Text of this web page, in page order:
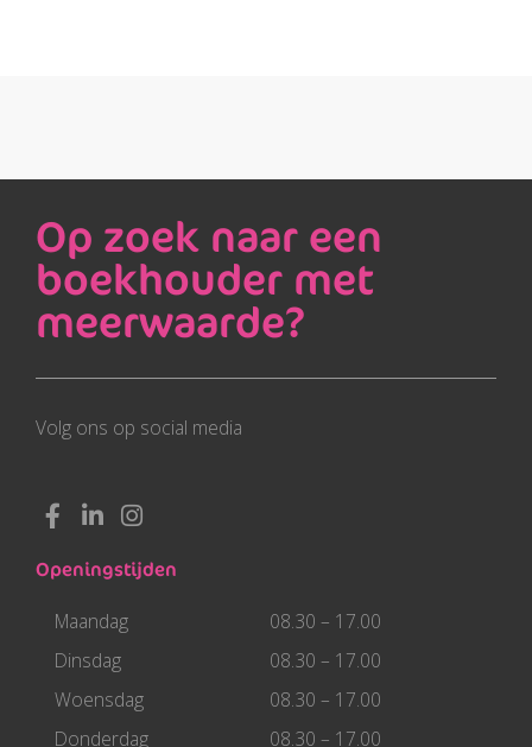
Openingstijden
Maandag
08.30 – 17.00
Dinsdag
08.30 – 17.00
Woensdag
08.30 – 17.00
Donderdag
08.30 – 17.00
Op zoek naar een
boekhouder met
meerwaarde?
Volg ons op social media
F
a
c
e
b
o
o
k
-
f
L
i
n
k
e
d
i
-
i
I
n
s
t
m